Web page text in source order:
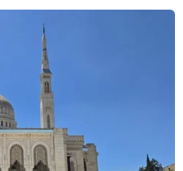
Giang phát biểu bế mạc hội
Vietnam+)
Giáo sư, Tiến sỹ
- Chủ tịch Hội đồng
Phó giám đốc Đại
hay kết quả hội thảo